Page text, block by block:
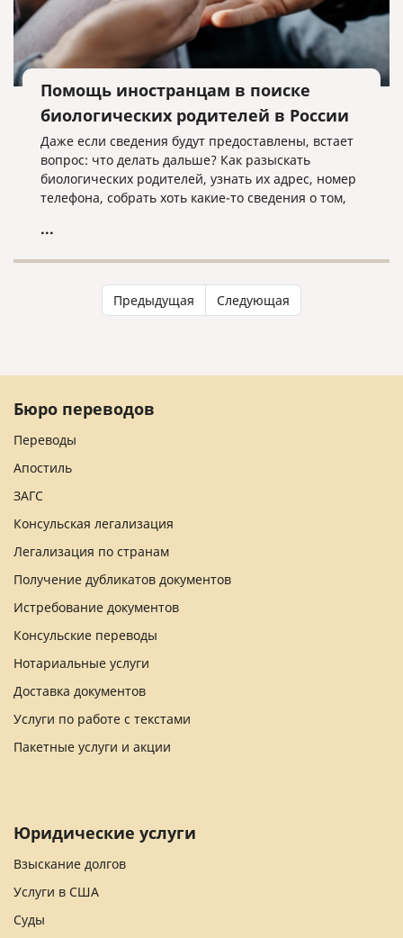
Помощь иностранцам в поиске
биологических родителей в России
Даже если сведения будут предоставлены, встает
вопрос: что делать дальше? Как разыскать
биологических родителей, узнать их адрес, номер
телефона, собрать хоть какие-то сведения о том,
...
Предыдущая Следующая
Бюро переводов
Переводы
Апостиль
ЗАГС
Консульская легализация
Легализация по странам
Получение дубликатов документов
Истребование документов
Консульские переводы
Нотариальные услуги
Доставка документов
Услуги по работе с текстами
Пакетные услуги и акции
Юридические услуги
Взыскание долгов
Услуги в США
Суды